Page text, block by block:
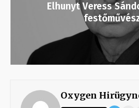
Elhunyt Veress
Oxygen